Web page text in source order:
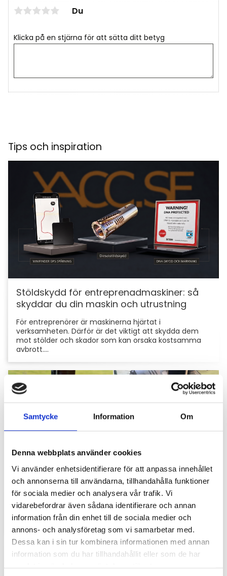
Samtycke Information Om
Denna webbplats använder cookies
Vi använder enhetsidentifierare för att anpassa innehållet
och annonserna till användarna, tillhandahålla funktioner
för sociala medier och analysera vår trafik. Vi
vidarebefordrar även sådana identifierare och annan
information från din enhet till de sociala medier och
annons- och analysföretag som vi samarbetar med.
Dessa kan i sin tur kombinera informationen med annan
information som du har tillhandahållit eller som de har
Du
Klicka på en stjärna för att sätta ditt betyg
Tips och inspiration
Stöldskydd för entreprenadmaskiner: så
skyddar du din maskin och utrustning
För entreprenörer är maskinerna hjärtat i
verksamheten. Därför är det viktigt att skydda dem
mot stölder och skador som kan orsaka kostsamma
avbrott....
Hyttbord till traktorn, den lilla detaljen som
gör stor skillnad i vardagen
Traktorhytten är för många mer än bara en plats där
arbetet utförs. Det är kontoret, fikarummet och ibland
även lunchplatsen under långa arbetsdagar....